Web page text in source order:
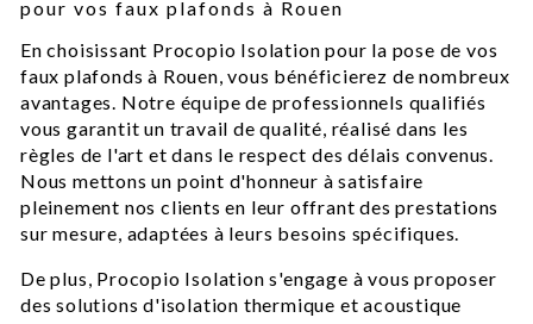
pour vos faux plafonds à Rouen
En choisissant Procopio Isolation pour la pose de vos
faux plafonds à Rouen, vous bénéficierez de nombreux
avantages. Notre équipe de professionnels qualifiés
vous garantit un travail de qualité, réalisé dans les
règles de l'art et dans le respect des délais convenus.
Nous mettons un point d'honneur à satisfaire
pleinement nos clients en leur offrant des prestations
sur mesure, adaptées à leurs besoins spécifiques.
De plus, Procopio Isolation s'engage à vous proposer
des solutions d'isolation thermique et acoustique